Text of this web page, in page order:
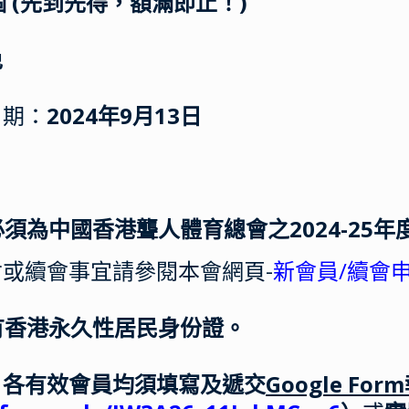
： 2024年9月13日
為中國香港聾人體育總會之2024-25年
續會事宜請參閱本會網頁-新會員/續會
港永久性居民身份證。
有效會員均須填寫及遞交Google Form